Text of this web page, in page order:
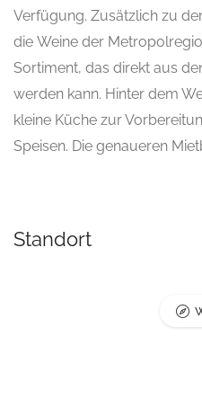
Verfügung. Zusätzlich zu
die Weine der
Sortiment, das direkt aus
werden kann. Hinter dem
kleine Küche zur
Speisen. Die genaueren
Standort